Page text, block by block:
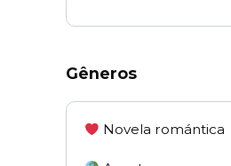
Gêneros
Novela romántica